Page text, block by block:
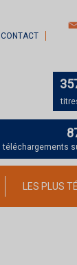
CONTACT
téléchargements
LES PLUS